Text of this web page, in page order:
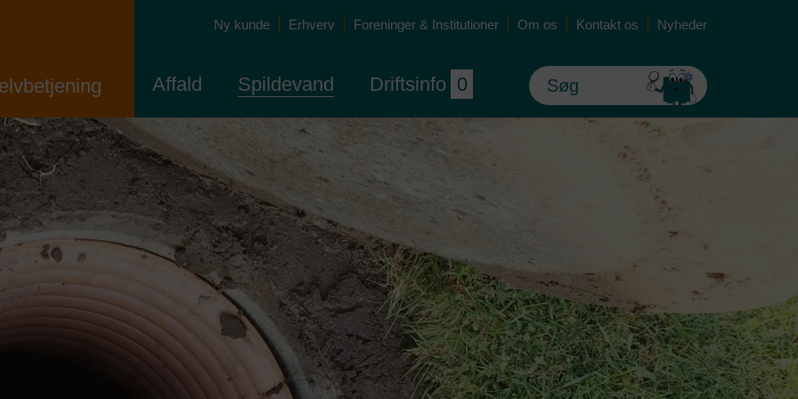
Ny kunde Erhverv Foreninger & Institutioner Om os Kontakt os Nyheder
Affald Spildevand Driftsinfo 0